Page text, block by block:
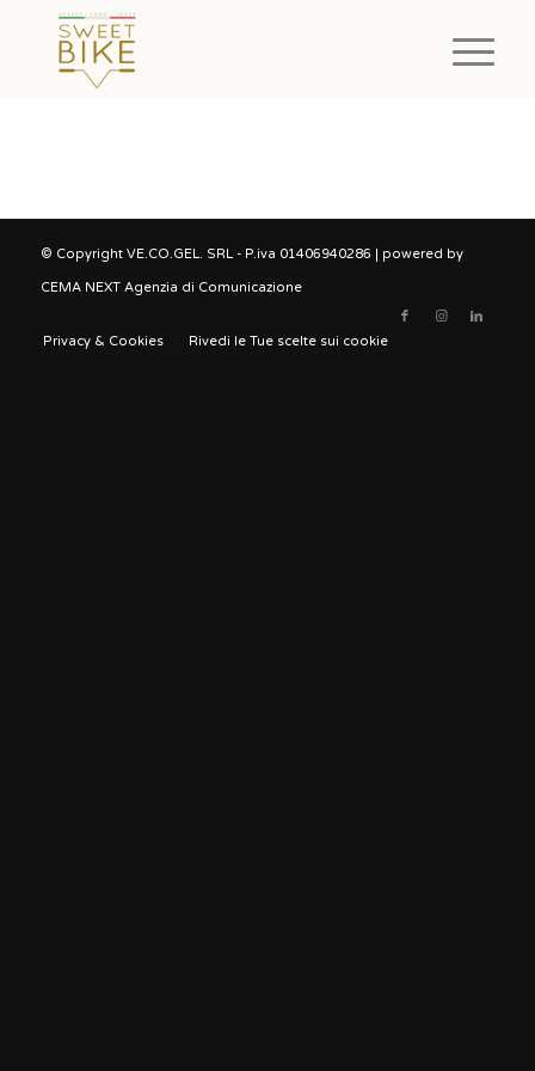
© Copyright VE.CO.GEL. SRL - P.iva 01406940286 | powered by
CEMA NEXT Agenzia di Comunicazione
Privacy & Cookies Rivedi le Tue scelte sui cookie